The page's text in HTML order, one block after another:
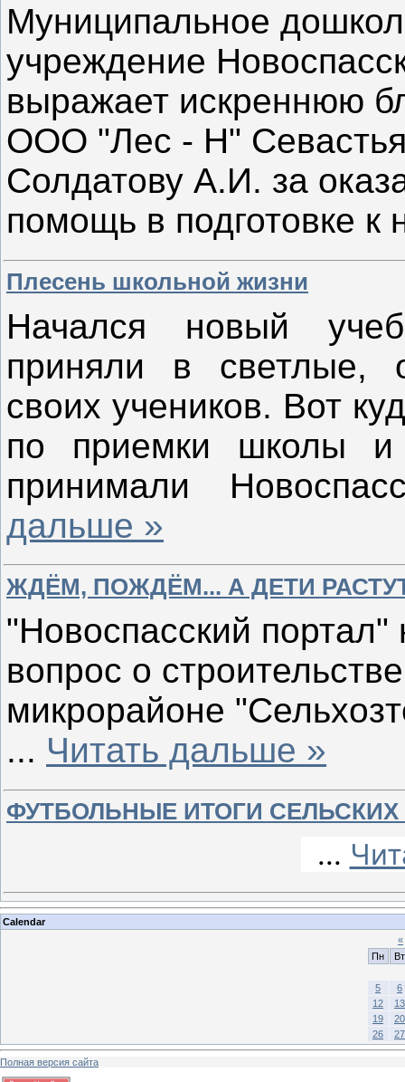
Муниципальное
учреждение
выражает искреннюю
ООО "Лес - Н"
Солдатову А.И. за
помощь в подготовке к
Плесень школьной жизни
Начался новый
приняли в светлые,
своих учеников. Вот
по приемки школы и
принимали
дальше »
ЖДЁМ, ПОЖДЁМ... А ДЕТИ
"Новоспасский
вопрос о
микрорайоне
... Читать дальше »
ФУТБОЛЬНЫЕ ИТОГИ
...
Calendar
«
Пн
Вт
5
6
12
13
19
20
26
27
Полная версия сайта